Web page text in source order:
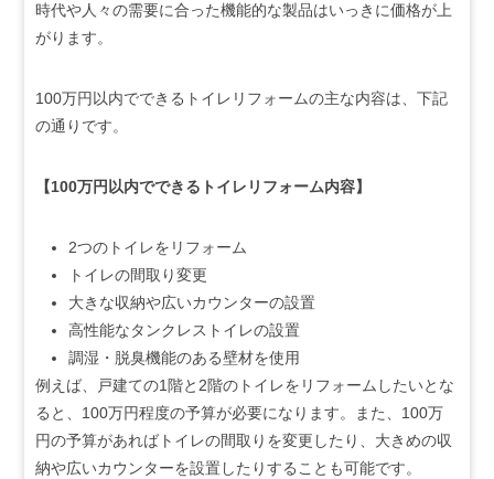
時代や人々の需要に合った機能的な製品はいっきに価格が上
がります。
100万円以内でできるトイレリフォームの主な内容は、下記
の通りです。
【100万円以内でできるトイレリフォーム内容】
2つのトイレをリフォーム
トイレの間取り変更
大きな収納や広いカウンターの設置
高性能なタンクレストイレの設置
調湿・脱臭機能のある壁材を使用
例えば、戸建ての1階と2階のトイレをリフォームしたいとな
ると、100万円程度の予算が必要になります。また、100万
円の予算があればトイレの間取りを変更したり、大きめの収
納や広いカウンターを設置したりすることも可能です。